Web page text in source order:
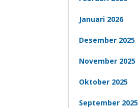
Januari 2026
Desember 2025
November 2025
Oktober 2025
September 2025